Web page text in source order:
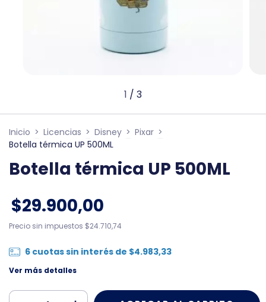
1 / 3
Inicio > Licencias > Disney > Pixar >
Botella térmica UP 500ML
Botella térmica UP 500ML
$29.900,00
Precio sin impuestos $24.710,74
6 cuotas sin interés de $4.983,33
Ver más detalles